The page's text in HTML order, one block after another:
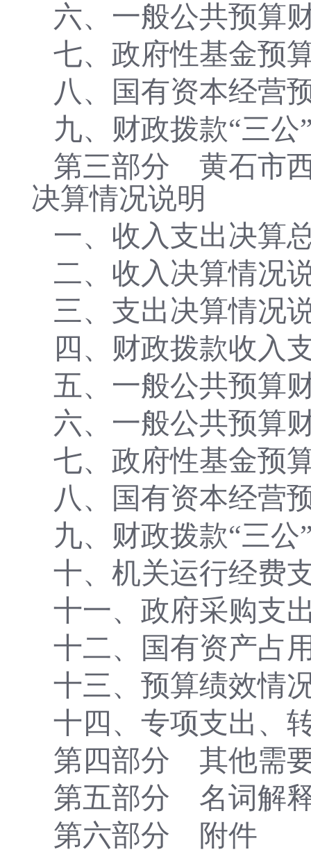
六、一般公共预算
七、政府性基金预
八 、国有资本经营
九、财政拨款“三公
第三部分 黄石市
决算情况说明
一、收入支出决算
二、收入决算情况
三、支出决算情况
四、财政拨款收入
五、一般公共预算
六、一般公共预算
七、政府性基金预
八、国有资本经营
九、财政拨款“三公
十、机关运行经费
十一、政府采购支
十二、国有资产占
十三、预算绩效情
十四、专项支出、
第四部分 其他需
第五部分 名词解
第六部分 附件